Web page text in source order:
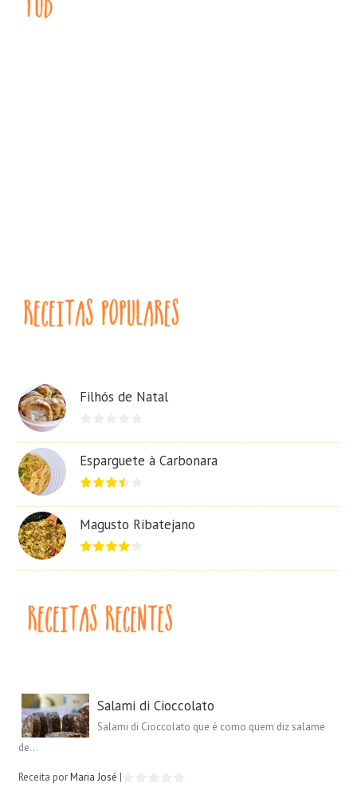
Filhós de Natal
Esparguete à Carbonara
Magusto Ribatejano
Salami di Cioccolato
Salami di Cioccolato que é como quem diz salame
de...
Receita porMaria José |